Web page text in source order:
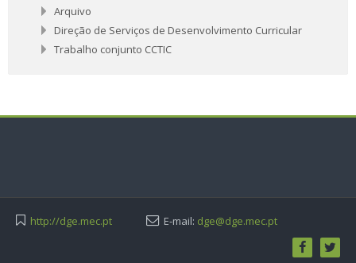
Arquivo
Direção de Serviços de Desenvolvimento Curricular
Trabalho conjunto CCTIC
http://dge.mec.pt E-mail: dge@dge.mec.pt